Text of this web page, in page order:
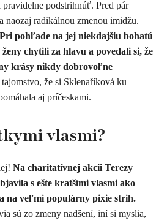
podstrihnúť. Pred pár
naozaj radikálnou zmenou imidžu.
Pri pohľade na jej niekdajšiu bohatú
chytili za hlavu a povedali si, že
krásy nikdy dobrovoľne
že si Sklenaříková ku
aj príčeskami.
vlasmi?
Na charitatívnej akcii Terezy
s ešte kratšími vlasmi ako
na veľmi populárny pixie strih.
sú zo zmeny nadšení, iní si myslia,